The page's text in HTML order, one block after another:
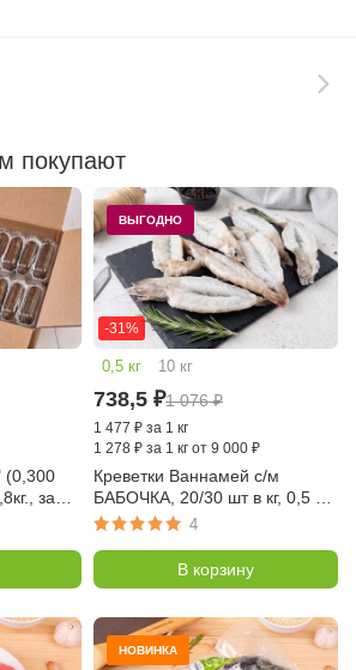
покупают
(0,300
зам.,
ВЫГОДНО
-31%
0,5 кг 10 кг
738,5 ₽1 076₽
1 477 ₽ за 1 кг
1 278 ₽ за 1 кг от 9 000 ₽
Креветки Ваннамей с/м
БАБОЧКА, 20/30 шт в кг, 0,5 кг
(Китай)
4
В корзину
НОВИНКА